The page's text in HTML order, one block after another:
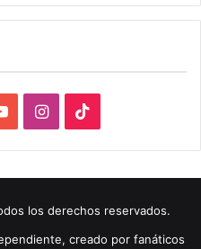
YouTubeInstagram
los derechos reservados.
creado por fanáticos